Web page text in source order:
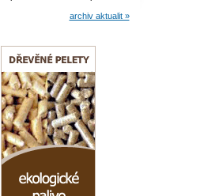
archiv aktualit »